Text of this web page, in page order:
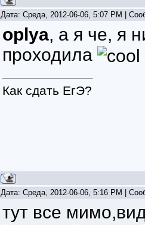
Дата: Среда, 2012-06-06, 5:07 PM |
oplya, а я че, я
проходила
Как сдать ЕгЭ?
Дата: Среда, 2012-06-06, 5:16 PM |
тут все